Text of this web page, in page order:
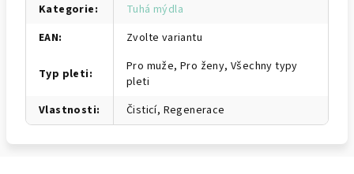
Kategorie:
Tuhá mýdla
EAN: Zvolte variantu
Typ pleti:
Pro muže, Pro ženy, Všechny typy
pleti
Vlastnosti: Čisticí, Regenerace